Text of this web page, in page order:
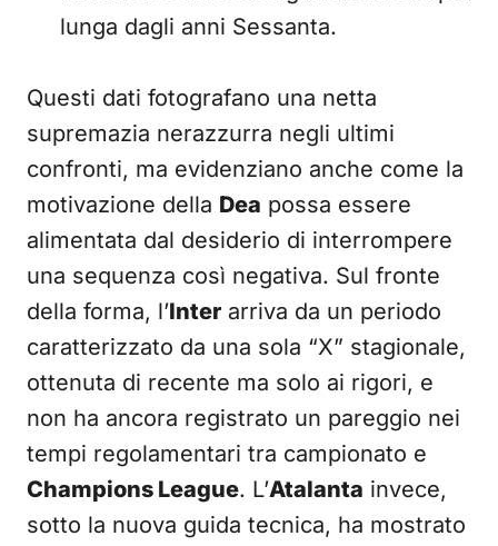
lunga dagli anni Sessanta.
Questi dati fotografano una netta
supremazia nerazzurra negli ultimi
confronti, ma evidenziano anche come la
motivazione della Dea possa essere
alimentata dal desiderio di interrompere
una sequenza così negativa. Sul fronte
della forma, l’Inter arriva da un periodo
caratterizzato da una sola “X” stagionale,
ottenuta di recente ma solo ai rigori, e
non ha ancora registrato un pareggio nei
tempi regolamentari tra campionato e
Champions League. L’Atalanta invece,
sotto la nuova guida tecnica, ha mostrato